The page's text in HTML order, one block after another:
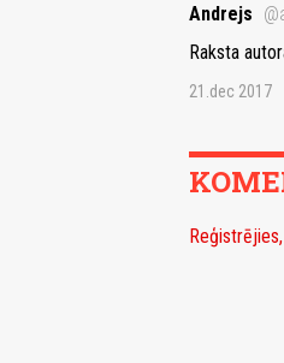
Andrejs
Raksta
21.dec 2017